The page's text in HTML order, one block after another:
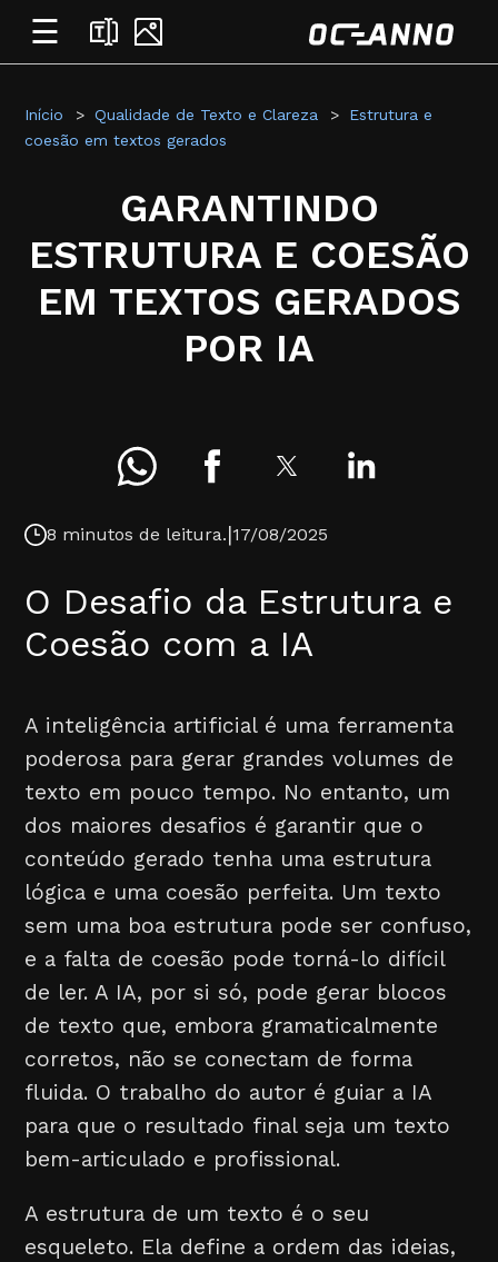
☰
Início Qualidade de Texto e Clareza
Estrutura e
coesão em textos gerados
GARANTINDO
ESTRUTURA E COESÃO
EM TEXTOS GERADOS
POR IA
8 minutos de leitura.|17/08/2025
O Desafio da Estrutura e
Coesão com a IA
A inteligência artificial é uma ferramenta
poderosa para gerar grandes volumes de
texto em pouco tempo. No entanto, um
dos maiores desafios é garantir que o
conteúdo gerado tenha uma estrutura
lógica e uma coesão perfeita. Um texto
sem uma boa estrutura pode ser confuso,
e a falta de coesão pode torná-lo difícil
de ler. A IA, por si só, pode gerar blocos
de texto que, embora gramaticalmente
corretos, não se conectam de forma
fluida. O trabalho do autor é guiar a IA
para que o resultado final seja um texto
bem-articulado e profissional.
A estrutura de um texto é o seu
esqueleto. Ela define a ordem das ideias,